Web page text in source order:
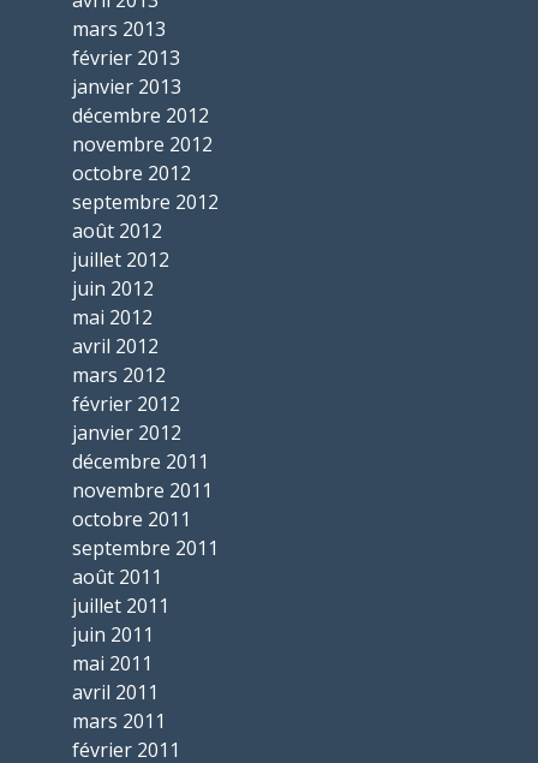
mars 2013
février 2013
janvier 2013
décembre 2012
novembre 2012
octobre 2012
septembre 2012
août 2012
juillet 2012
juin 2012
mai 2012
avril 2012
mars 2012
février 2012
janvier 2012
décembre 2011
novembre 2011
octobre 2011
septembre 2011
août 2011
juillet 2011
juin 2011
mai 2011
avril 2011
mars 2011
février 2011